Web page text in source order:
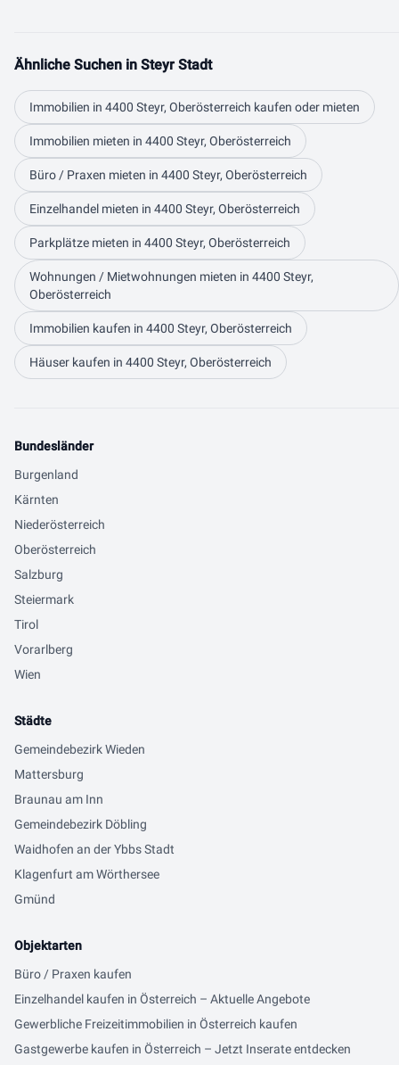
Ähnliche Suchen in Steyr Stadt
Immobilien in 4400 Steyr, Oberösterreich kaufen oder mieten
Immobilien mieten in 4400 Steyr, Oberösterreich
Büro / Praxen mieten in 4400 Steyr, Oberösterreich
Einzelhandel mieten in 4400 Steyr, Oberösterreich
Parkplätze mieten in 4400 Steyr, Oberösterreich
Wohnungen / Mietwohnungen mieten in 4400 Steyr,
Oberösterreich
Immobilien kaufen in 4400 Steyr, Oberösterreich
Häuser kaufen in 4400 Steyr, Oberösterreich
Bundesländer
Burgenland
Kärnten
Niederösterreich
Oberösterreich
Salzburg
Steiermark
Tirol
Vorarlberg
Wien
Städte
Gemeindebezirk Wieden
Mattersburg
Braunau am Inn
Gemeindebezirk Döbling
Waidhofen an der Ybbs Stadt
Klagenfurt am Wörthersee
Gmünd
Objektarten
Büro / Praxen kaufen
Einzelhandel kaufen in Österreich – Aktuelle Angebote
Gewerbliche Freizeitimmobilien in Österreich kaufen
Gastgewerbe kaufen in Österreich – Jetzt Inserate entdecken